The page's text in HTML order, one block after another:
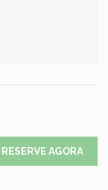
RESERVE AGORA